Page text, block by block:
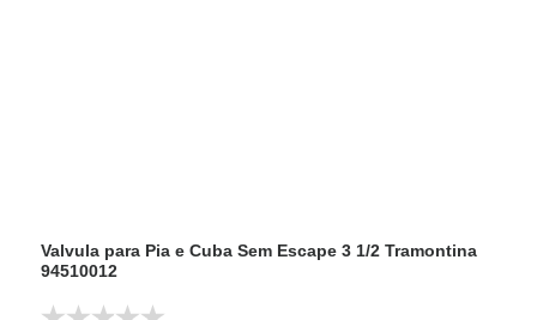
Valvula para Pia e Cuba Sem Escape 3 1/2 Tramontina
94510012